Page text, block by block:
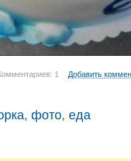
1 Добавить
, фото, еда